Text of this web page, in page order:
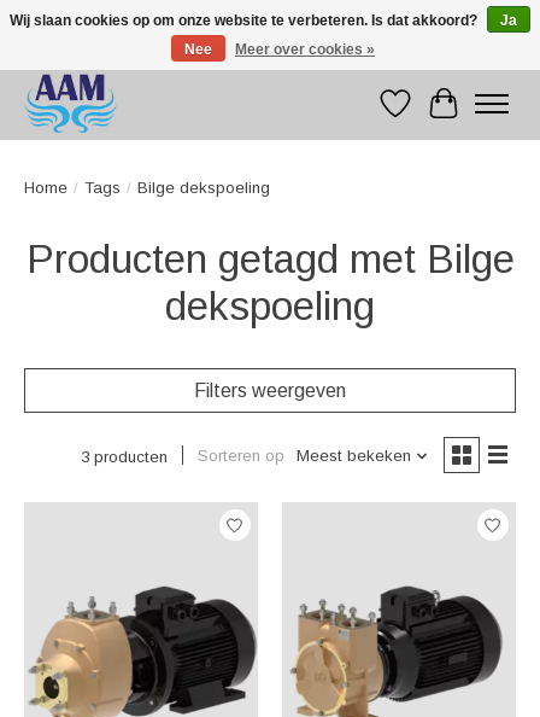
Competitive prices fast international delivery
Verlanglijst
Home / Tags / Bilge dekspoeling
Producten getagd met Bilge
dekspoeling
Filters weergeven
3 producten Sorteren op Meest bekeken
Wij slaan cookies op om onze website te verbeteren. Is dat akkoord?
Ja
Nee
Meer over cookies »